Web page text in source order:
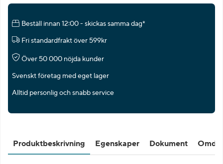
Beställ innan 12:00 - skickas samma dag*
Fri standardfrakt över 599kr
Över 50 000 nöjda kunder
Svenskt företag med eget lager
Alltid personlig och snabb service
Produktbeskrivning Egenskaper Dokument